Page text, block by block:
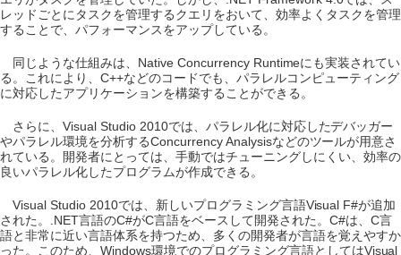
レッドごとにタスクを管理するクエリをおいて、効率よくタスクを管理
することで、パフォーマンスをアップしている。
同じような仕組みは、Native Concurrency Runtimeにも実装されてい
る。これにより、C++などのコードでも、パラレルコンピューティング
に対応したアプリケーションを構築することができる。
さらに、Visual Studio 2010では、パラレル化に対応したデバッガー
やパラレル環境を分析するConcurrency Analysisなどのツールが用意さ
れている。開発者にとっては、手動ではチューニングしにくい、効率の
良いパラレル化したプログラムが作成できる。
Visual Studio 2010では、新しいプログラミング言語Visual F#が追加
された。.NET言語のC#がC言語をベースして開発された。C#は、C言
語と非常に近い言語体系を持つため、多くの開発者が言語を覚えやすか
った。このため、Windows環境でのプログラミング言語としてはVisual